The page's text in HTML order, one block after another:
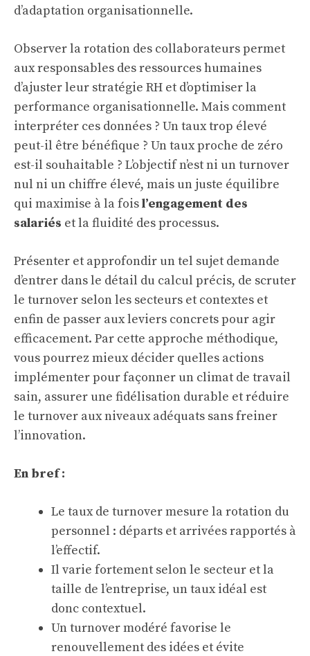
d’adaptation organisationnelle.
Observer la rotation des collaborateurs permet
aux responsables des ressources humaines
d’ajuster leur stratégie RH et d’optimiser la
performance organisationnelle. Mais comment
interpréter ces données ? Un taux trop élevé
peut-il être bénéfique ? Un taux proche de zéro
est-il souhaitable ? L’objectif n’est ni un turnover
nul ni un chiffre élevé, mais un juste équilibre
qui maximise à la foisl’engagement des
salariés et la fluidité des processus.
Présenter et approfondir un tel sujet demande
d’entrer dans le détail du calcul précis, de scruter
le turnover selon les secteurs et contextes et
enfin de passer aux leviers concrets pour agir
efficacement. Par cette approche méthodique,
vous pourrez mieux décider quelles actions
implémenter pour façonner un climat de travail
sain, assurer une fidélisation durable et réduire
le turnover aux niveaux adéquats sans freiner
l’innovation.
En bref :
Le taux de turnover mesure la rotation du
personnel : départs et arrivées rapportés à
l’effectif.
Il varie fortement selon le secteur et la
taille de l’entreprise, un taux idéal est
donc contextuel.
Un turnover modéré favorise le
renouvellement des idées et évite